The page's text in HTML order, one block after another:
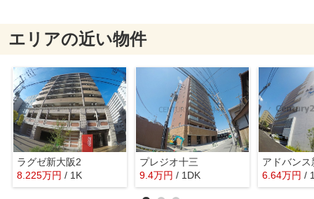
エリアの近い物件
ラグゼ新大阪2
8.225万円 / 1K
プレジオ十三
9.4万円 / 1DK 6.64万円 /